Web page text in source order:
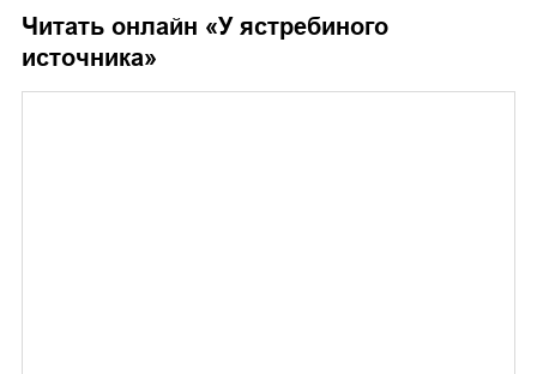
Читать онлайн «У ястребиного
источника»